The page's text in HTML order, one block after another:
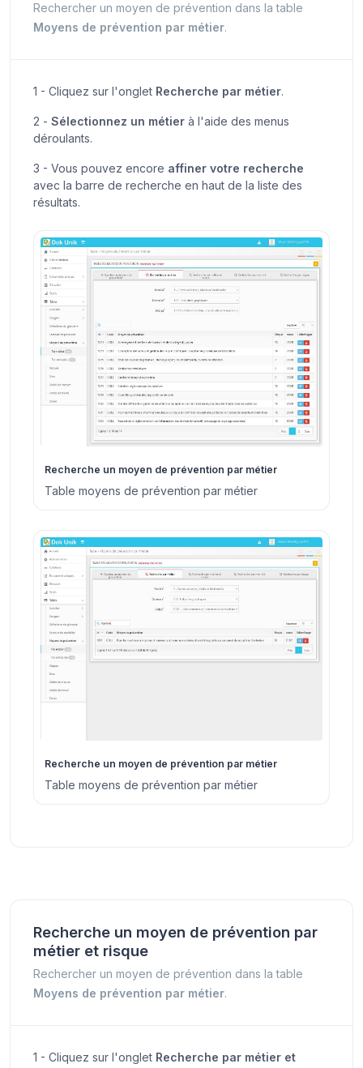
Rechercher un moyen de prévention dans la table
Moyens de prévention par métier.
1 - Cliquez sur l'onglet Recherche par métier.
2 - Sélectionnez un métier à l'aide des menus
déroulants.
3 - Vous pouvez encore affiner votre recherche
avec la barre de recherche en haut de la liste des
résultats.
Recherche un moyen de prévention par métier
Table moyens de prévention par métier
Recherche un moyen de prévention par métier
Table moyens de prévention par métier
Recherche un moyen de prévention par
métier et risque
Rechercher un moyen de prévention dans la table
Moyens de prévention par métier.
1 - Cliquez sur l'onglet Recherche par métier et